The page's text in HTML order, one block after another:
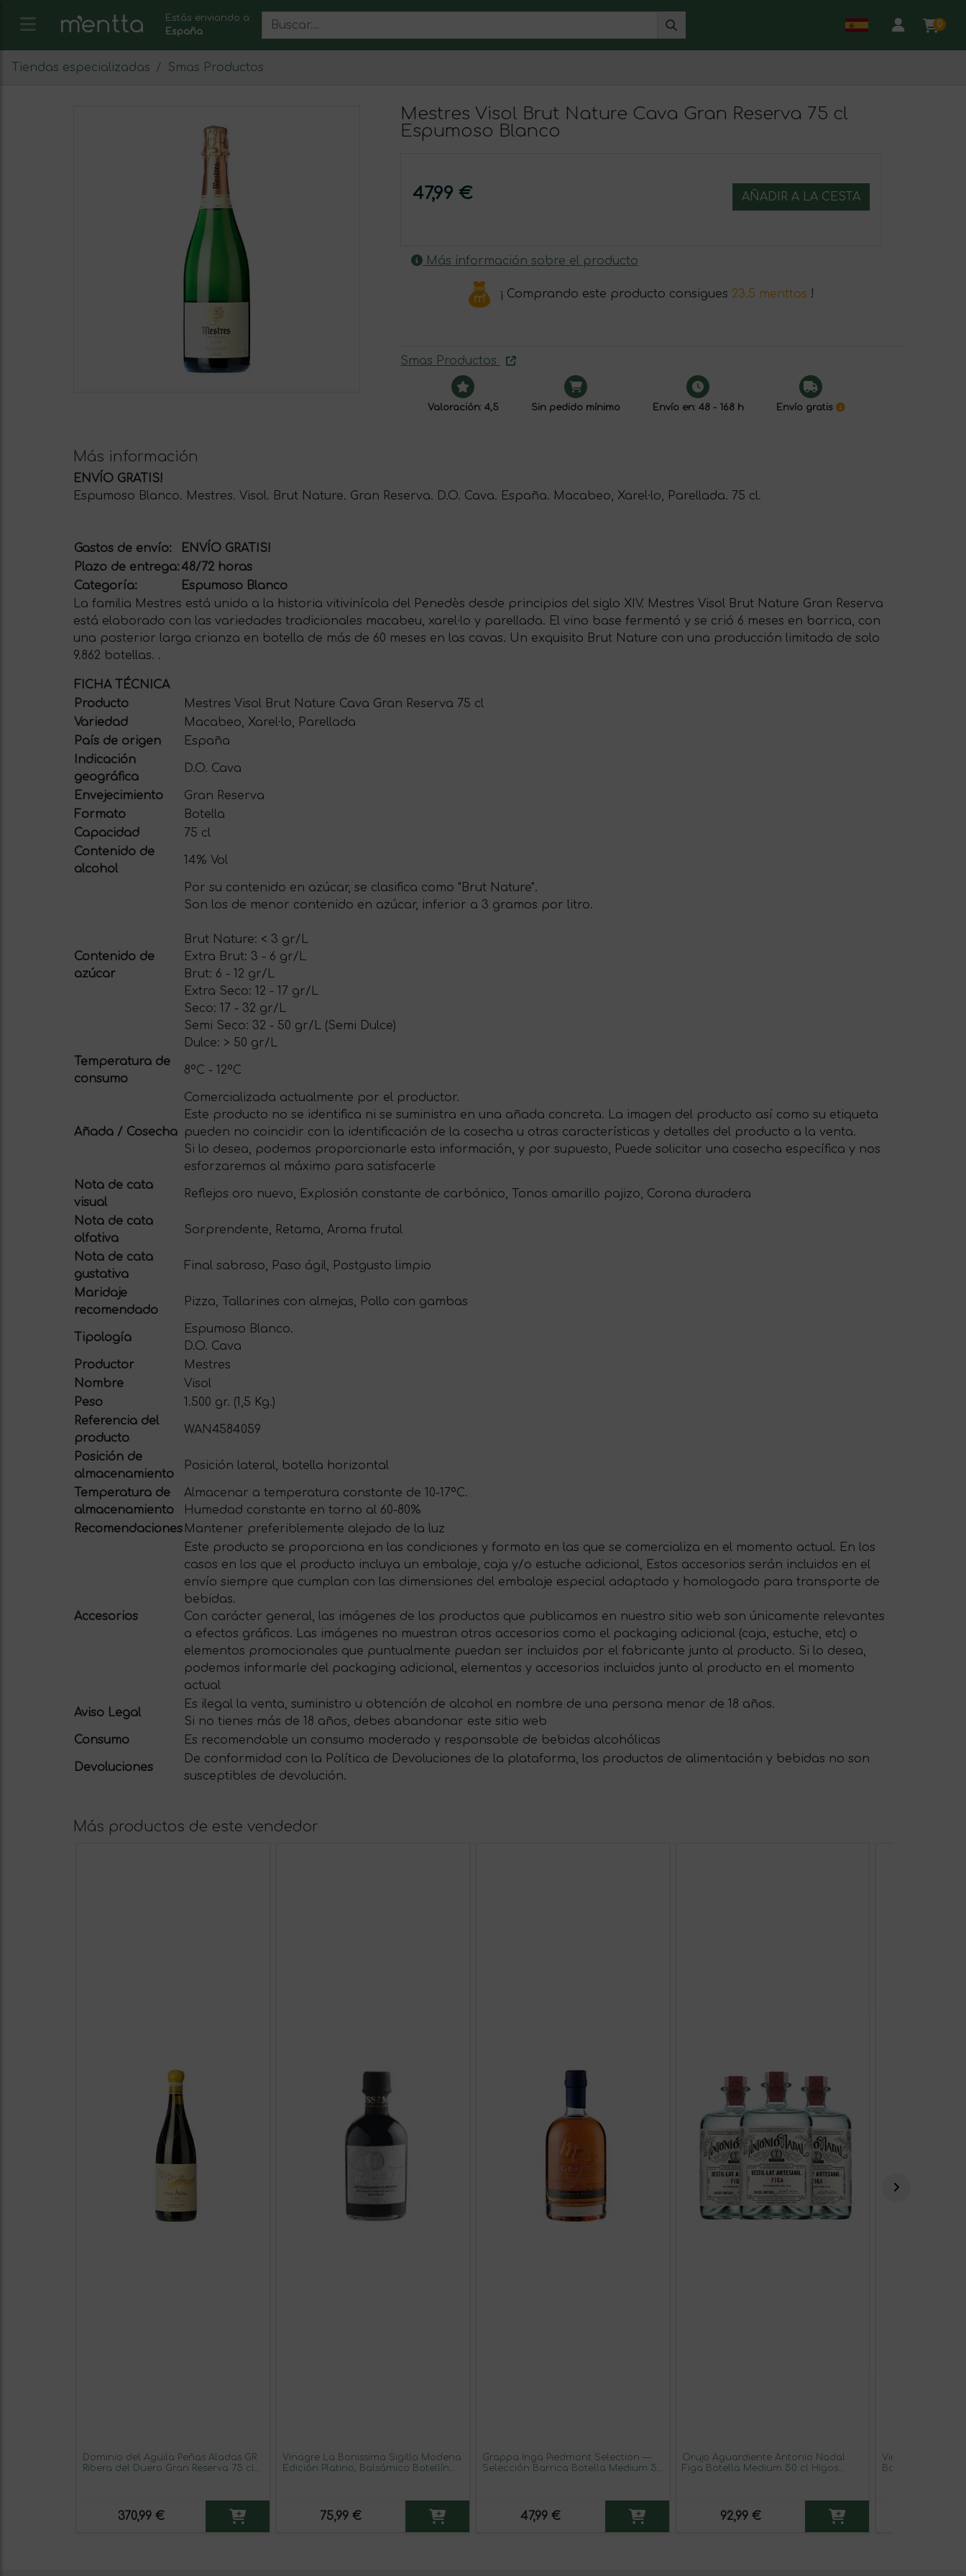
Estás enviando a:
España
0
Tiendas especializadas Smas Productos
Mestres Visol Brut Nature Cava Gran Reserva 75 cl
Espumoso Blanco
47,99 € AÑADIR A LA CESTA
Más información sobre el producto
¡ Comprando este producto consigues 23.5 menttos !
Smas Productos
Valoración: 4,5 Sin pedido mínimo Envío en: 48 - 168 h Envío gratis
Más información
ENVÍO GRATIS!
Espumoso Blanco. Mestres. Visol. Brut Nature. Gran Reserva. D.O. Cava. España. Macabeo, Xarel·lo, Parellada. 75 cl.
Gastos de envío:
ENVÍO GRATIS!
Plazo de entrega:48/72 horas
Categoría:
Espumoso Blanco
La familia Mestres está unida a la historia vitivinícola del Penedès desde principios del siglo XIV. Mestres Visol Brut Nature Gran Reserva
está elaborado con las variedades tradicionales macabeu, xarel·lo y parellada. El vino base fermentó y se crió 6 meses en barrica, con
una posterior larga crianza en botella de más de 60 meses en las cavas. Un exquisito Brut Nature con una producción limitada de solo
9.862 botellas. .
FICHA TÉCNICA
Producto
Mestres Visol Brut Nature Cava Gran Reserva 75 cl
Variedad
Macabeo, Xarel·lo, Parellada
País de origen
España
Indicación
geográfica
D.O. Cava
Envejecimiento
Gran Reserva
Formato
Botella
Capacidad
75 cl
Contenido de
alcohol
14% Vol
Contenido de
azúcar
Por su contenido en azúcar, se clasifica como "Brut Nature".
Son los de menor contenido en azúcar, inferior a 3 gramos por litro.
Brut Nature: < 3 gr/L
Extra Brut: 3 - 6 gr/L
Brut: 6 - 12 gr/L
Extra Seco: 12 - 17 gr/L
Seco: 17 - 32 gr/L
Semi Seco: 32 - 50 gr/L (Semi Dulce)
Dulce: > 50 gr/L
Temperatura de
consumo
8ºC - 12ºC
Añada / Cosecha
Comercializada actualmente por el productor.
Este producto no se identifica ni se suministra en una añada concreta. La imagen del producto así como su etiqueta
pueden no coincidir con la identificación de la cosecha u otras características y detalles del producto a la venta.
Si lo desea, podemos proporcionarle esta información, y por supuesto, Puede solicitar una cosecha específica y nos
esforzaremos al máximo para satisfacerle
Nota de cata
visual
Reflejos oro nuevo, Explosión constante de carbónico, Tonos amarillo pajizo, Corona duradera
Nota de cata
olfativa
Sorprendente, Retama, Aroma frutal
Nota de cata
gustativa
Final sabroso, Paso ágil, Postgusto limpio
Maridaje
recomendado
Pizza, Tallarines con almejas, Pollo con gambas
Tipología
Espumoso Blanco.
D.O. Cava
Productor
Mestres
Nombre
Visol
Peso
1.500 gr. (1,5 Kg.)
Referencia del
producto
WAN4584059
Posición de
almacenamiento
Posición lateral, botella horizontal
Temperatura de
almacenamiento
Almacenar a temperatura constante de 10-17ºC.
Humedad constante en torno al 60-80%
Recomendaciones Mantener preferiblemente alejado de la luz
Accesorios
Este producto se proporciona en las condiciones y formato en las que se comercializa en el momento actual. En los
casos en los que el producto incluya un embalaje, caja y/o estuche adicional, Estos accesorios serán incluidos en el
envío siempre que cumplan con las dimensiones del embalaje especial adaptado y homologado para transporte de
bebidas.
Con carácter general, las imágenes de los productos que publicamos en nuestro sitio web son únicamente relevantes
a efectos gráficos. Las imágenes no muestran otros accesorios como el packaging adicional (caja, estuche, etc) o
elementos promocionales que puntualmente puedan ser incluidos por el fabricante junto al producto. Si lo desea,
podemos informarle del packaging adicional, elementos y accesorios incluidos junto al producto en el momento
actual
Aviso Legal
Es ilegal la venta, suministro u obtención de alcohol en nombre de una persona menor de 18 años.
Si no tienes más de 18 años, debes abandonar este sitio web
Consumo
Es recomendable un consumo moderado y responsable de bebidas alcohólicas
Devoluciones
De conformidad con la Política de Devoluciones de la plataforma, los productos de alimentación y bebidas no son
susceptibles de devolución.
Más productos de este vendedor
Dominio del Águila Peñas Aladas GR
Ribera del Duero Gran Reserva 75 cl
370,99 €
Vinagre La Bonissima Sigillo Modena
Edición Platino, Balsámico Botellín
75,99 €
Grappa Inga Piedmont Selection —
Selección Barrica Botella Medium 50
47,99 €
Orujo Aguardiente Antonio Nadal
Figa Botella Medium 50 cl Higos
92,99 €
Vinagre Sicus
Botellín 25 cl